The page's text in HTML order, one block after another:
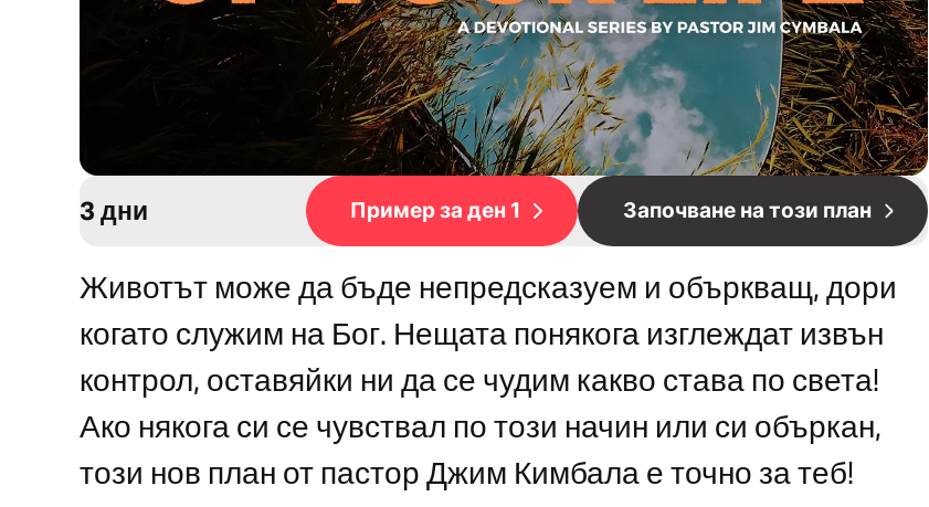
3 дни Пример за ден 1 Започване на този план
Животът може да бъде непредсказуем и объркващ, дори
когато служим на Бог. Нещата понякога изглеждат извън
контрол, оставяйки ни да се чудим какво става по света!
Ако някога си се чувствал по този начин или си объркан,
този нов план от пастор Джим Кимбала е точно за теб!